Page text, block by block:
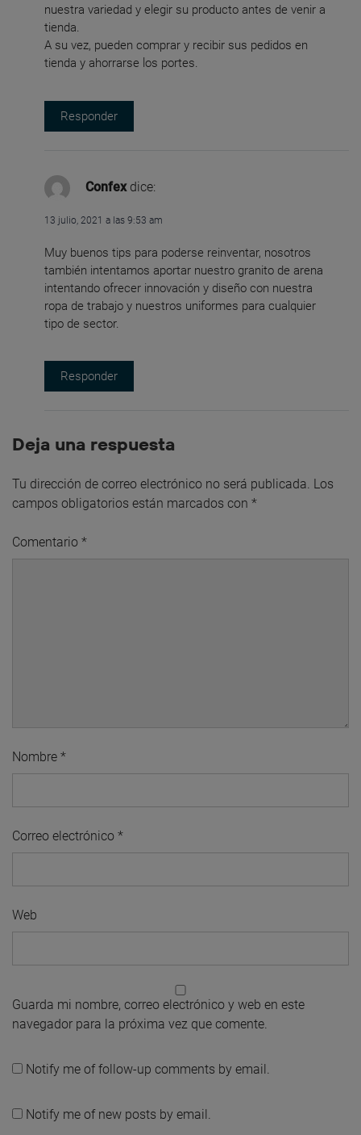
nuestra variedad y elegir su producto antes de venir a
tienda.
A su vez, pueden comprar y recibir sus pedidos en
tienda y ahorrarse los portes.
Responder
Confex dice:
13 julio, 2021 a las 9:53 am
Muy buenos tips para poderse reinventar, nosotros
también intentamos aportar nuestro granito de arena
intentando ofrecer innovación y diseño con nuestra
ropa de trabajo y nuestros uniformes para cualquier
tipo de sector.
Responder
Deja una respuesta
Tu dirección de correo electrónico no será publicada. Los
campos obligatorios están marcados con *
Comentario *
Nombre *
Correo electrónico *
Web
Guarda mi nombre, correo electrónico y web en este
navegador para la próxima vez que comente.
Notify me of follow-up comments by email.
Notify me of new posts by email.